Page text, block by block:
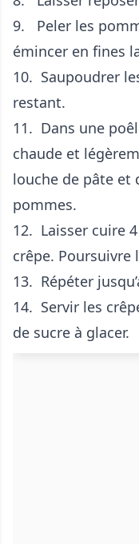
9. Peler les
émincer en fines
10. Saupoudrer
restant.
11. Dans une
chaude et
louche de pâte et
pommes.
12. Laisser cuire
crêpe. Poursuivre
13. Répéter
14. Servir les
de sucre à glacer.